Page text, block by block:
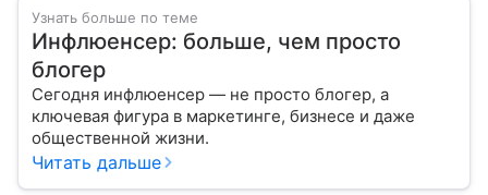
Узнать больше по теме
Инфлюенсер: больше, чем просто
блогер
Сегодня инфлюенсер — не просто блогер, а
ключевая фигура в маркетинге, бизнесе и даже
общественной жизни.
Читать дальше